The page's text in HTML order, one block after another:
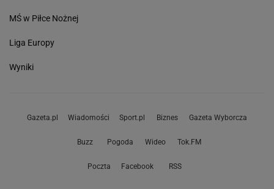
MŚ w Piłce Nożnej
Liga Europy
Wyniki
Gazeta.pl Wiadomości Sport.pl Biznes Gazeta Wyborcza
Buzz Pogoda Wideo Tok.FM
Poczta Facebook RSS